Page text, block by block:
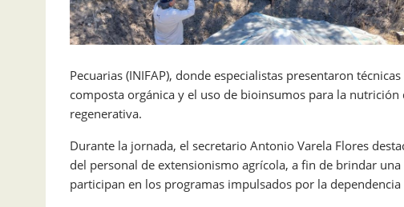
Pecuarias (INIFAP), donde especialistas presentaron
composta orgánica y el uso de bioinsumos para la
regenerativa.
Durante la jornada, el secretario Antonio Varela Flores
del personal de extensionismo agrícola, a fin de brindar
participan en los programas impulsados por la dependencia